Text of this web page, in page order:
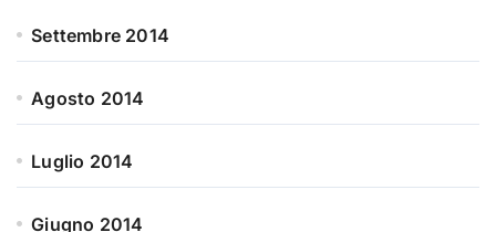
Settembre 2014
Agosto 2014
Luglio 2014
Giugno 2014